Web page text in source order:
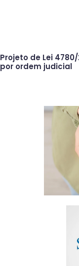
Projeto de Lei
por ordem judicial